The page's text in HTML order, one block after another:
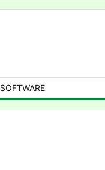
SOFTWARE